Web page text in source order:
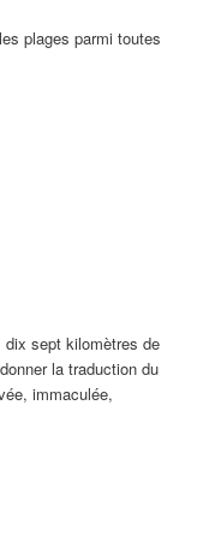
plages parmi toutes
sept kilomètres de
la traduction du
immaculée,